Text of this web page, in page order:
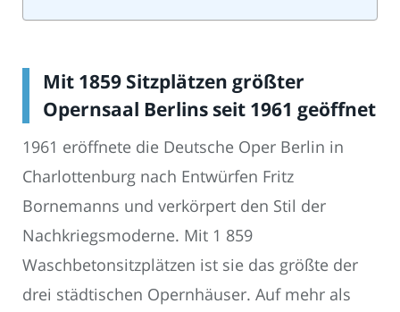
Mit 1859 Sitzplätzen größter
Opernsaal Berlins seit 1961 geöffnet
1961 eröffnete die Deutsche Oper Berlin in
Charlottenburg nach Entwürfen Fritz
Bornemanns und verkörpert den Stil der
Nachkriegsmoderne. Mit 1 859
Waschbetonsitzplätzen ist sie das größte der
drei städtischen Opernhäuser. Auf mehr als